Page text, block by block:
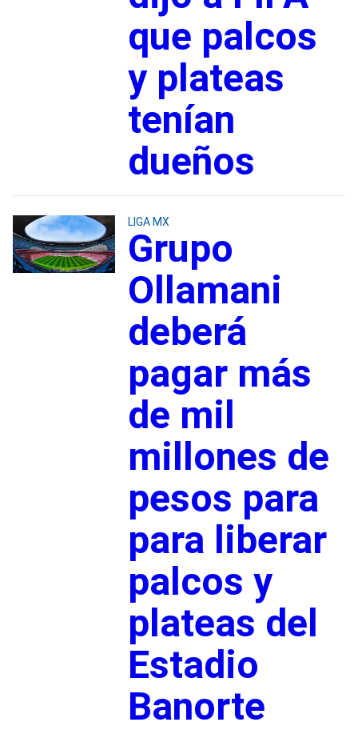
que palcos
y plateas
tenían
dueños
LIGA MX
Grupo
Ollamani
deberá
pagar más
de mil
millones de
pesos para
para liberar
palcos y
plateas del
Estadio
Banorte